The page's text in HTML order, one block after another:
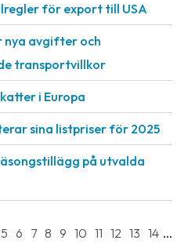
för export till USA
nya avgifter och
transportvillkor
i Europa
sina listpriser för 2025
på utvalda
5 6 7 8 9 10 11 12 13 14 ...